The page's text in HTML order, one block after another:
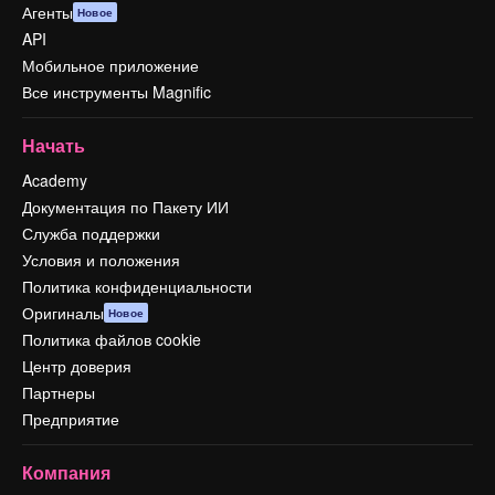
Агенты Новое
API
Мобильное приложение
Все инструменты Magnific
Начать
Academy
Документация по Пакету ИИ
Служба поддержки
Условия и положения
Политика конфиденциальности
Оригиналы Новое
Политика файлов cookie
Центр доверия
Партнеры
Предприятие
Компания